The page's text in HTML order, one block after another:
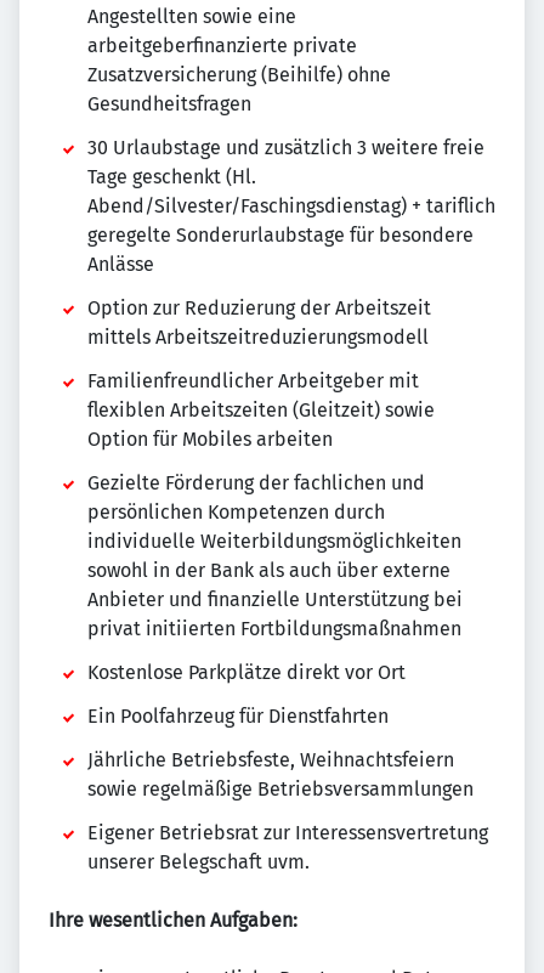
Angestellten sowie eine
arbeitgeberfinanzierte private
Zusatzversicherung (Beihilfe) ohne
Gesundheitsfragen
30 Urlaubstage und zusätzlich 3 weitere freie
Tage geschenkt (Hl.
Abend/Silvester/Faschingsdienstag) + tariflich
geregelte Sonderurlaubstage für besondere
Anlässe
Option zur Reduzierung der Arbeitszeit
mittels Arbeitszeitreduzierungsmodell
Familienfreundlicher Arbeitgeber mit
flexiblen Arbeitszeiten (Gleitzeit) sowie
Option für Mobiles arbeiten
Gezielte Förderung der fachlichen und
persönlichen Kompetenzen durch
individuelle Weiterbildungsmöglichkeiten
sowohl in der Bank als auch über externe
Anbieter und finanzielle Unterstützung bei
privat initiierten Fortbildungsmaßnahmen
Kostenlose Parkplätze direkt vor Ort
Ein Poolfahrzeug für Dienstfahrten
Jährliche Betriebsfeste, Weihnachtsfeiern
sowie regelmäßige Betriebsversammlungen
Eigener Betriebsrat zur Interessensvertretung
unserer Belegschaft uvm.
Ihre wesentlichen Aufgaben: